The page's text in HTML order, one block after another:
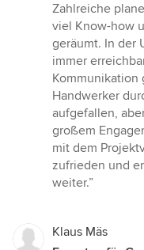
Zahlreiche
viel Know-how
geräumt. In der
immer
Kommunikation
Handwerker
aufgefallen,
großem
mit dem
zufrieden und
weiter.”
Klaus Mäs